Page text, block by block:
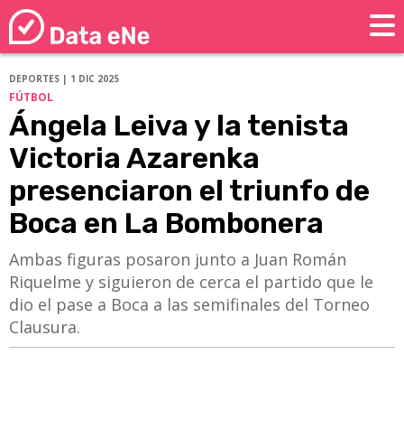
DEPORTES | 1 DIC 2025
FÚTBOL
Ángela Leiva y la tenista
Victoria Azarenka
presenciaron el triunfo de
Boca en La Bombonera
Ambas figuras posaron junto a Juan Román
Riquelme y siguieron de cerca el partido que le
dio el pase a Boca a las semifinales del Torneo
Clausura.